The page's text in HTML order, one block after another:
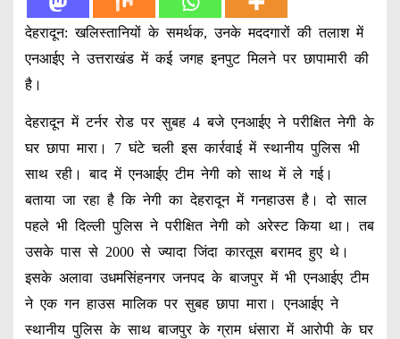
देहरादून: खलिस्तानियों के समर्थक, उनके मददगारों की तलाश में
एनआईए ने उत्तराखंड में कई जगह इनपुट मिलने पर छापामारी की
है।
देहरादून में टर्नर रोड पर सुबह 4 बजे एनआईए ने परीक्षित नेगी के
घर छापा मारा। 7 घंटे चली इस कार्रवाई में स्थानीय पुलिस भी
साथ रही। बाद में एनआईए टीम नेगी को साथ में ले गई।
बताया जा रहा है कि नेगी का देहरादून में गनहाउस है। दो साल
पहले भी दिल्ली पुलिस ने परीक्षित नेगी को अरेस्ट किया था। तब
उसके पास से 2000 से ज्यादा जिंदा कारतूस बरामद हुए थे।
इसके अलावा उधमसिंहनगर जनपद के बाजपुर में भी एनआईए टीम
ने एक गन हाउस मालिक पर सुबह छापा मारा। एनआईए ने
स्थानीय पुलिस के साथ बाजपुर के ग्राम धंसारा में आरोपी के घर